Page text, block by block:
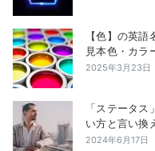
【色】の英
見本色・カラ
2025年3月23日
「ステータ
い方と言い換
2024年6月17日